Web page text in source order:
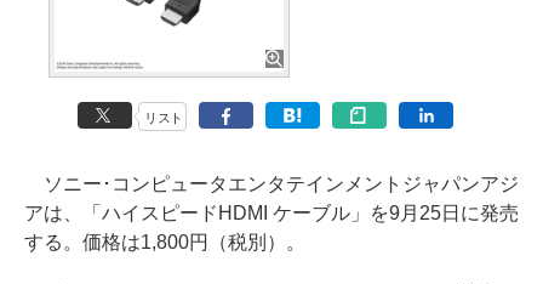
リスト
ソニー･コンピュータエンタテインメントジャパンアジ
アは、「ハイスピードHDMI ケーブル」を9月25日に発売
する。価格は1,800円（税別）。